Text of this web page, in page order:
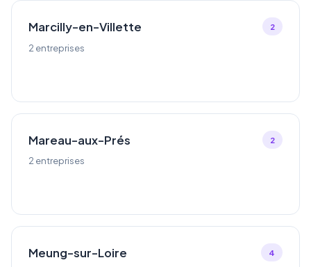
Marcilly-en-Villette
2 entreprises
2
Mareau-aux-Prés
2 entreprises
2
Meung-sur-Loire 4